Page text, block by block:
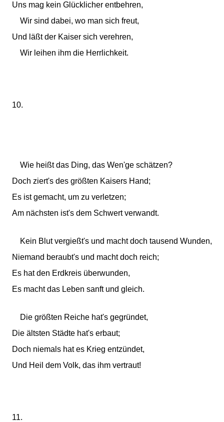
Uns mag kein Glücklicher entbehren,
Wir sind dabei, wo man sich freut,
Und läßt der Kaiser sich verehren,
Wir leihen ihm die Herrlichkeit.
10.
Wie heißt das Ding, das Wen'ge schätzen?
Doch ziert's des größten Kaisers Hand;
Es ist gemacht, um zu verletzen;
Am nächsten ist's dem Schwert verwandt.
Kein Blut vergießt's und macht doch tausend Wunden,
Niemand beraubt's und macht doch reich;
Es hat den Erdkreis überwunden,
Es macht das Leben sanft und gleich.
Die größten Reiche hat's gegründet,
Die ältsten Städte hat's erbaut;
Doch niemals hat es Krieg entzündet,
Und Heil dem Volk, das ihm vertraut!
11.